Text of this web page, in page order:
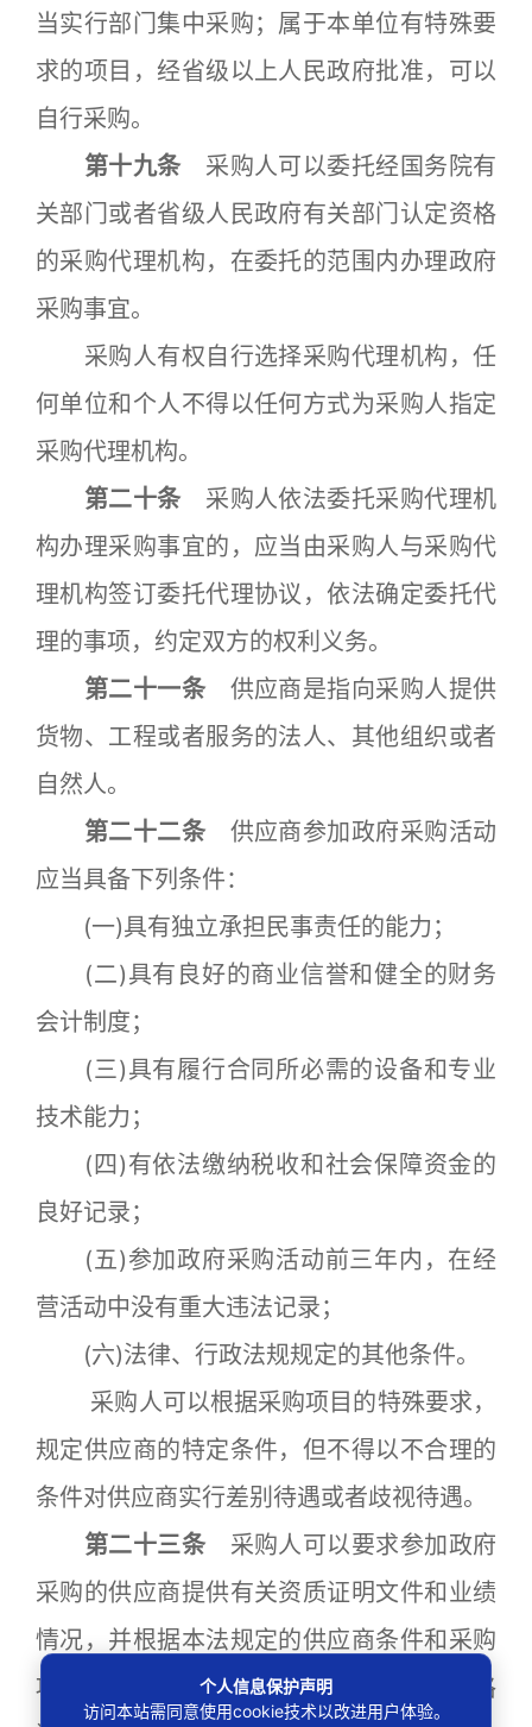
当实行部门集中采购；属于本单位有特殊要
求的项目，经省级以上人民政府批准，可以
自行采购。
第十九条 采购人可以委托经国务院有
关部门或者省级人民政府有关部门认定资格
的采购代理机构，在委托的范围内办理政府
采购事宜。
采购人有权自行选择采购代理机构，任
何单位和个人不得以任何方式为采购人指定
采购代理机构。
第二十条 采购人依法委托采购代理机
构办理采购事宜的，应当由采购人与采购代
理机构签订委托代理协议，依法确定委托代
理的事项，约定双方的权利义务。
第二十一条 供应商是指向采购人提供
货物、工程或者服务的法人、其他组织或者
自然人。
第二十二条 供应商参加政府采购活动
应当具备下列条件：
(一)具有独立承担民事责任的能力；
(二)具有良好的商业信誉和健全的财务
会计制度；
(三)具有履行合同所必需的设备和专业
技术能力；
(四)有依法缴纳税收和社会保障资金的
良好记录；
(五)参加政府采购活动前三年内，在经
营活动中没有重大违法记录；
(六)法律、行政法规规定的其他条件。
采购人可以根据采购项目的特殊要求，
规定供应商的特定条件，但不得以不合理的
条件对供应商实行差别待遇或者歧视待遇。
第二十三条 采购人可以要求参加政府
采购的供应商提供有关资质证明文件和业绩
情况，并根据本法规定的供应商条件和采购
项目对供应商的特定要求，对供应商的资格
个人信息保护声明
访问本站需同意使用cookie技术以改进用户体验。